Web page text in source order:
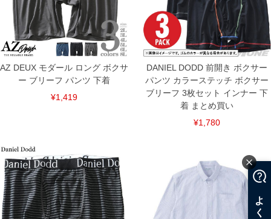
DETAIL
AZ DEUX モダール ロング ボクサ
ー ブリーフ パンツ 下着
¥1,419
DANIEL DODD 前開き ボクサー
パンツ カラーステッチ ボクサー
ブリーフ 3枚セット インナー 下
着 まとめ買い
¥1,780